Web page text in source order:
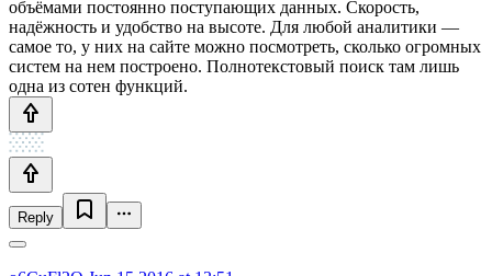
объёмами постоянно поступающих данных. Скорость,
надёжность и удобство на высоте. Для любой аналитики —
самое то, у них на сайте можно посмотреть, сколько огромных
систем на нем построено. Полнотекстовый поиск там лишь
одна из сотен функций.
Reply